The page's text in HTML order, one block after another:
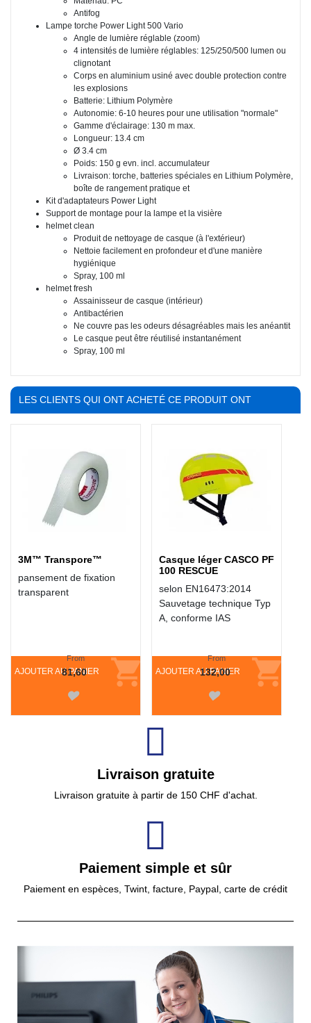
Antifog
Lampe torche Power Light 500 Vario
Angle de lumière réglable (zoom)
4 intensités de lumière réglables: 125/250/500 lumen ou
clignotant
Corps en aluminium usiné avec double protection contre
les explosions
Batterie: Lithium Polymère
Autonomie: 6-10 heures pour une utilisation "normale"
Gamme d'éclairage: 130 m max.
Longueur: 13.4 cm
Ø 3.4 cm
Poids: 150 g evn. incl. accumulateur
Livraison: torche, batteries spéciales en Lithium Polymère,
boîte de rangement pratique et
Kit d'adaptateurs Power Light
Support de montage pour la lampe et la visière
helmet clean
Produit de nettoyage de casque (à l'extérieur)
Nettoie facilement en profondeur et d'une manière
hygiénique
Spray, 100 ml
helmet fresh
Assainisseur de casque (intérieur)
Antibactérien
Ne couvre pas les odeurs désagréables mais les anéantit
Le casque peut être réutilisé instantanément
Spray, 100 ml
LES CLIENTS QUI ONT ACHETÉ CE PRODUIT ONT
3M™ Transpore™
pansement de fixation
transparent
AJOUTER AU PANIER
From
81,60
Casque léger CASCO PF
100 RESCUE
selon EN16473:2014
Sauvetage technique Typ
A, conforme IAS
AJOUTER AU PANIER
From
132,00
Livraison gratuite
Livraison gratuite à partir de 150 CHF d'achat.
Paiement simple et sûr
Paiement en espèces, Twint, facture, Paypal, carte de crédit